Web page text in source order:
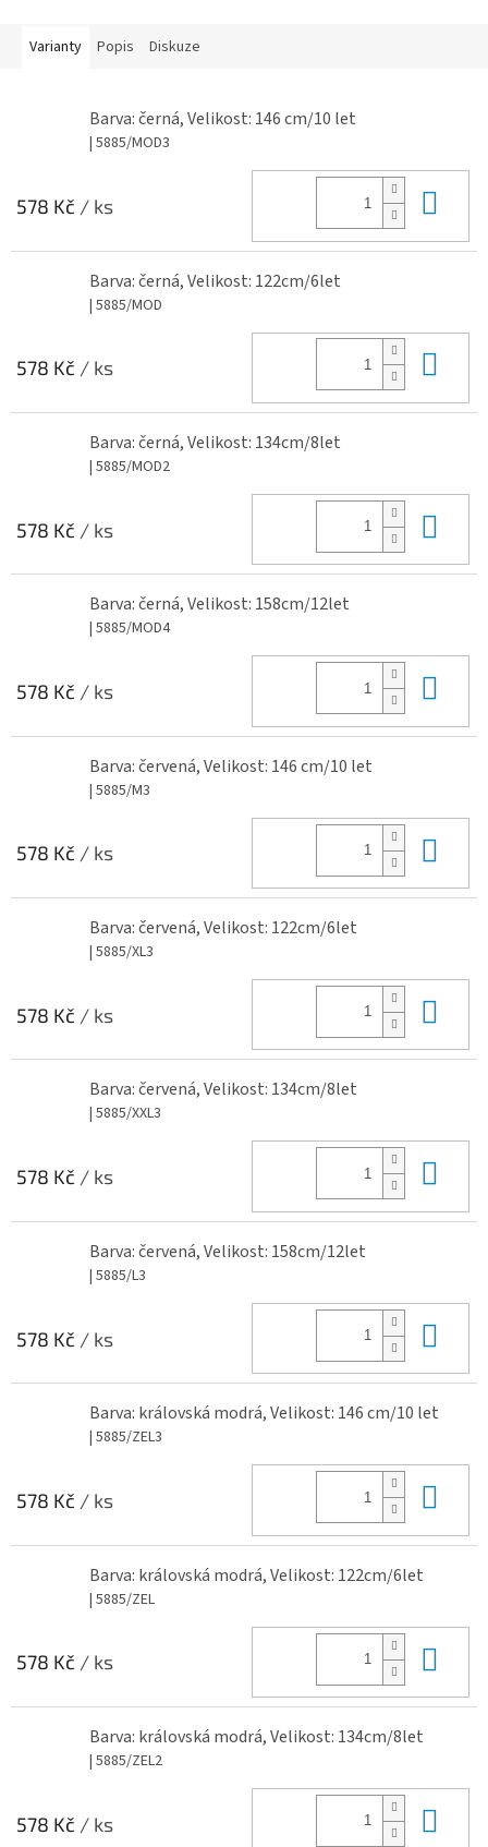
Varianty Popis Diskuze
Barva: černá, Velikost: 146 cm/10 let
| 5885/MOD3
578 Kč / ks
Barva: černá, Velikost: 122cm/6let
| 5885/MOD
578 Kč / ks
Barva: černá, Velikost: 134cm/8let
| 5885/MOD2
578 Kč / ks
Barva: černá, Velikost: 158cm/12let
| 5885/MOD4
578 Kč / ks
Barva: červená, Velikost: 146 cm/10 let
| 5885/M3
578 Kč / ks
Barva: červená, Velikost: 122cm/6let
| 5885/XL3
578 Kč / ks
Barva: červená, Velikost: 134cm/8let
| 5885/XXL3
578 Kč / ks
Barva: červená, Velikost: 158cm/12let
| 5885/L3
578 Kč / ks
Barva: královská modrá, Velikost: 146 cm/10 let
| 5885/ZEL3
578 Kč / ks
Barva: královská modrá, Velikost: 122cm/6let
| 5885/ZEL
578 Kč / ks
Barva: královská modrá, Velikost: 134cm/8let
| 5885/ZEL2
578 Kč / ks